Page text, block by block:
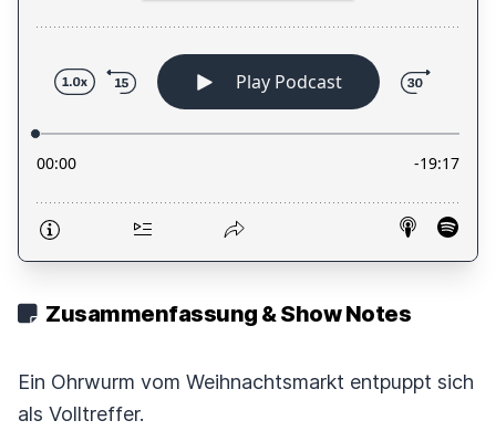
Zusammenfassung & Show Notes
Ein Ohrwurm vom Weihnachtsmarkt entpuppt sich
als Volltreffer.